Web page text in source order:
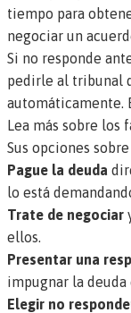
tiempo para
negociar un
Si no responde
pedirle al tribunal
automáticamente.
Lea más sobre
Sus opciones
Pague la deuda
lo está
Trate de negociar
ellos.
Presentar una
impugnar la
Elegir no